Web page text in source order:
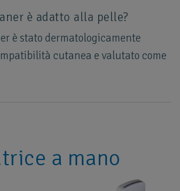
è adatto alla pelle?
è stato dermatologicamente
cutanea e valutato come
a mano